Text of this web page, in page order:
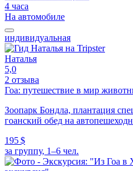
4 часа
На автомобиле
индивидуальная
Наталья
5,0
2 отзыва
Гоа: путешествие в мир
Зоопарк Бондла, плантация
гоанский обед на
195 $
за группу, 1–6 чел.